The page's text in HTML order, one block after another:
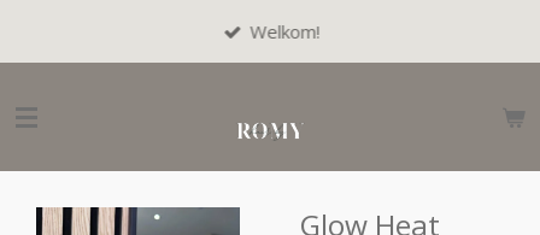
de
hoofdinhoud
Welkom!
Glow Heat